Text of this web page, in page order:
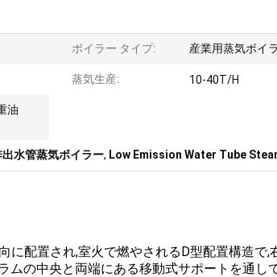
ボイラー タイプ: 産業用蒸気ボイ
蒸気生産: 10-40T/H
油
水管蒸気ボイラー, Low Emission Water Tube
に配置され,室火で燃やされるD型配置構造で,
ムの中央と両端にある移動式サポートを通し